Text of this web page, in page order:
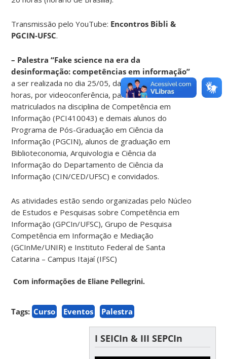
Transmissão pelo YouTube: Encontros Bibli &
PGCIN-UFSC.
– Palestra “Fake science na era da
desinformação: competências em informação”
a ser realizada no dia 25/05, das 10 horas às 12
horas, por videoconferência, para alunos
matriculados na disciplina de Competência em
Informação (PCI410043) e demais alunos do
Programa de Pós-Graduação em Ciência da
Informação (PGCIN), alunos de graduação em
Biblioteconomia, Arquivologia e Ciência da
Informação do Departamento de Ciência da
Informação (CIN/CED/UFSC) e convidados.
As atividades estão sendo organizadas pelo Núcleo
de Estudos e Pesquisas sobre Competência em
Informação (GPCIn/UFSC), Grupo de Pesquisa
Competência em Informação e Mediação
(GCInMe/UNIR) e Instituto Federal de Santa
Catarina – Campus Itajaí (IFSC)
Com informações de Eliane Pellegrini.
Tags: Curso Eventos Palestra
I SEICIn & III SEPCIn